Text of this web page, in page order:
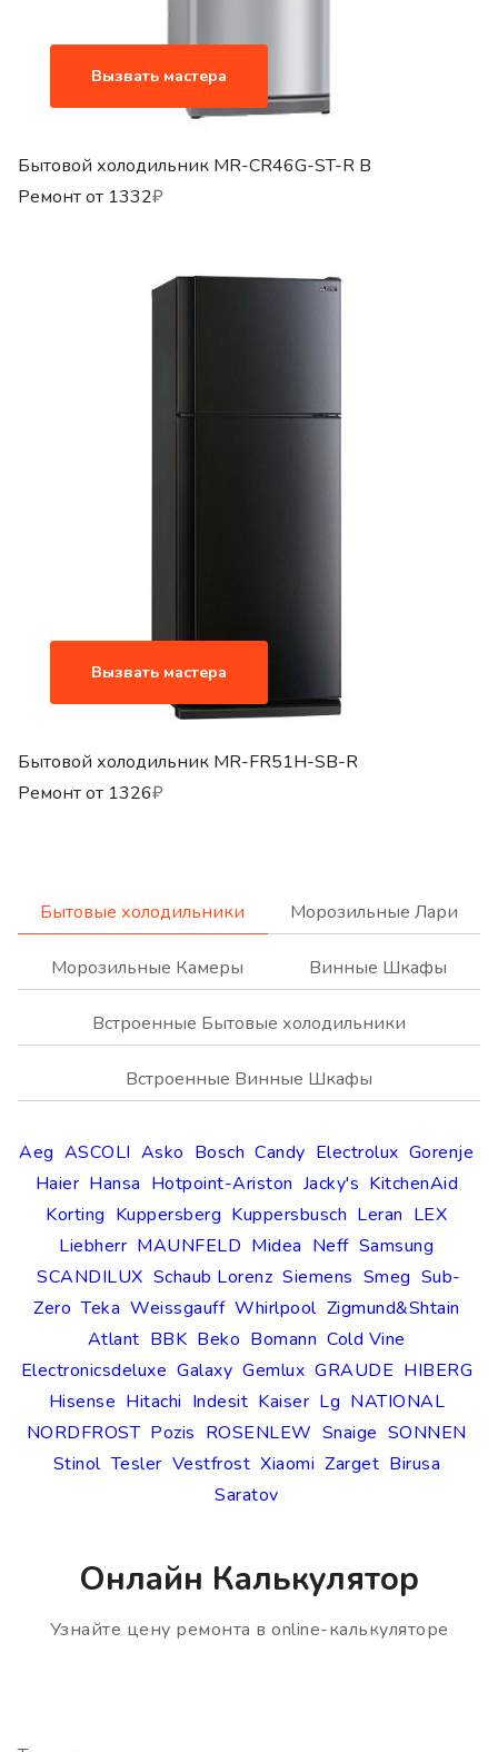
Вызвать мастера
Бытовой холодильник MR-CR46G-ST-R B
Ремонт от 1332₽
Вызвать мастера
Бытовой холодильник MR-FR51H-SB-R
Ремонт от 1326₽
Бытовые холодильники
Aeg ASCOLI Asko Bosch Candy Electrolux Gorenje
Haier Hansa Hotpoint-Ariston Jacky's KitchenAid
Korting Kuppersberg Kuppersbusch Leran LEX
Liebherr MAUNFELD Midea Neff Samsung
SCANDILUX Schaub Lorenz Siemens Smeg Sub-
Zero Teka Weissgauff Whirlpool Zigmund&Shtain
Atlant BBK Beko Bomann Cold Vine
Electronicsdeluxe Galaxy Gemlux GRAUDE HIBERG
Hisense Hitachi Indesit Kaiser Lg NATIONAL
NORDFROST Pozis ROSENLEW Snaige SONNEN
Stinol Tesler Vestfrost Xiaomi Zarget Birusa
Saratov
Морозильные Лари
Морозильные Камеры Винные Шкафы
Встроенные Бытовые холодильники
Встроенные Винные Шкафы
Онлайн Калькулятор
Узнайте цену ремонта в online-калькуляторе